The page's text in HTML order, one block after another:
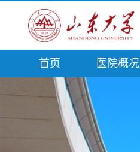
首页 医院概况